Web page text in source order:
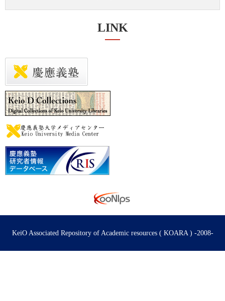
LINK
KeiO Associated Repository of Academic resources ( KOARA ) -2008-